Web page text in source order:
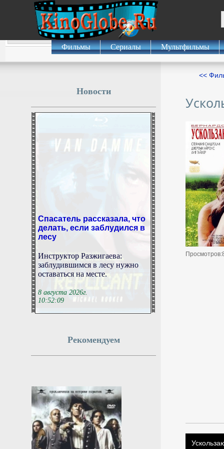
Фильмы Сериалы Мультфильмы
<<
Новости
делать, если заблудился в
лесу
заблудившимся в лесу нужно
оставаться на месте.
10:52:09
Кабардинском и Дивноморском
сельских округах закрыты в
связи с опасностью атаки
БПЛА и работой ПВО. Об этом
сообщил глава города-курорта
Алексей Богодистов в «Максе».
Рекомендуем